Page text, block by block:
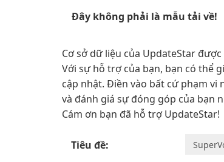
Đây không phải là mẫu tải về!
Cơ sở dữ liệu của UpdateStar
Với sự hỗ trợ của bạn, bạn có thể
cập nhật. Điền vào bất cứ phạm vi
và đánh giá sự đóng góp của bạn
Cám ơn bạn đã hỗ trợ UpdateStar!
Tiêu đề: